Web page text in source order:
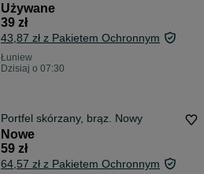
Używane
39 zł
43,87 zł z Pakietem Ochronnym
Łuniew
Dzisiaj o 07:30
Portfel skórzany, brąz. Nowy
Nowe
59 zł
64,57 zł z Pakietem Ochronnym